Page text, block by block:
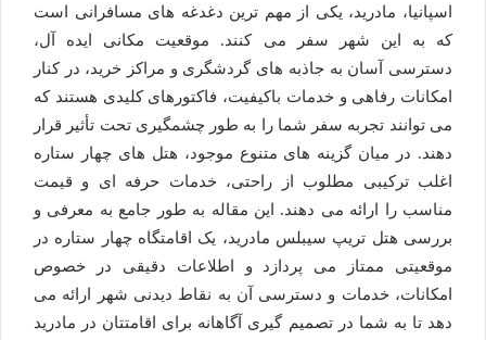
اسپانیا، مادرید، یکی از مهم ترین دغدغه های مسافرانی است
که به این شهر سفر می کنند. موقعیت مکانی ایده آل،
دسترسی آسان به جاذبه های گردشگری و مراکز خرید، در کنار
امکانات رفاهی و خدمات باکیفیت، فاکتورهای کلیدی هستند که
می توانند تجربه سفر شما را به طور چشمگیری تحت تأثیر قرار
دهند. در میان گزینه های متنوع موجود، هتل های چهار ستاره
اغلب ترکیبی مطلوب از راحتی، خدمات حرفه ای و قیمت
مناسب را ارائه می دهند. این مقاله به طور جامع به معرفی و
بررسی هتل تریپ سیبلس مادرید، یک اقامتگاه چهار ستاره در
موقعیتی ممتاز می پردازد و اطلاعات دقیقی در خصوص
امکانات، خدمات و دسترسی آن به نقاط دیدنی شهر ارائه می
دهد تا به شما در تصمیم گیری آگاهانه برای اقامتتان در مادرید